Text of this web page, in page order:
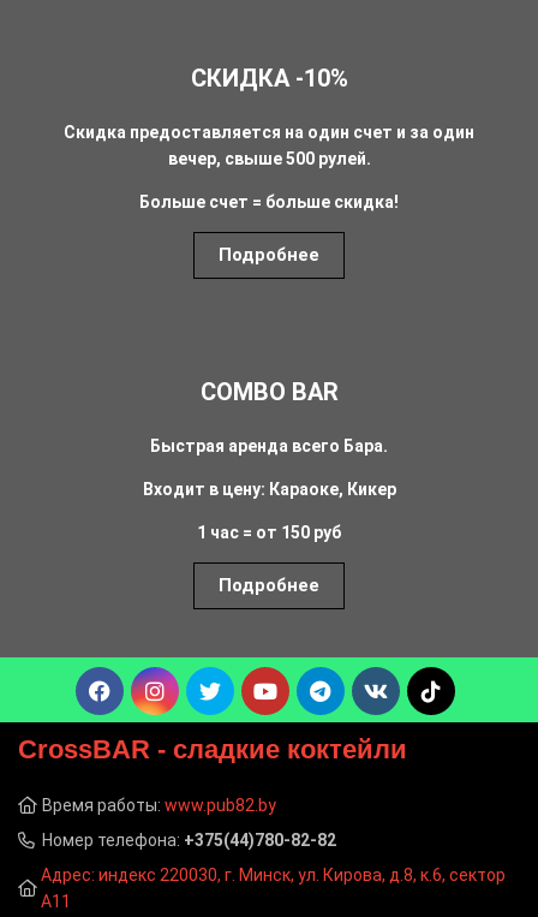
СКИДКА -10%
Скидка предоставляется на один счет и за один
вечер, свыше 500 рулей.
Больше счет = больше скидка!
Подробнее
COMBO BAR
Быстрая аренда всего Бара.
Входит в цену: Караоке, Кикер
1 час = от 150 руб
Подробнее
CrossBAR - сладкие коктейли
Время работы: www.pub82.by
Номер телефона: +375(44)780-82-82
Адрес: индекс 220030, г. Минск, ул. Кирова, д.8, к.6, сектор
А11